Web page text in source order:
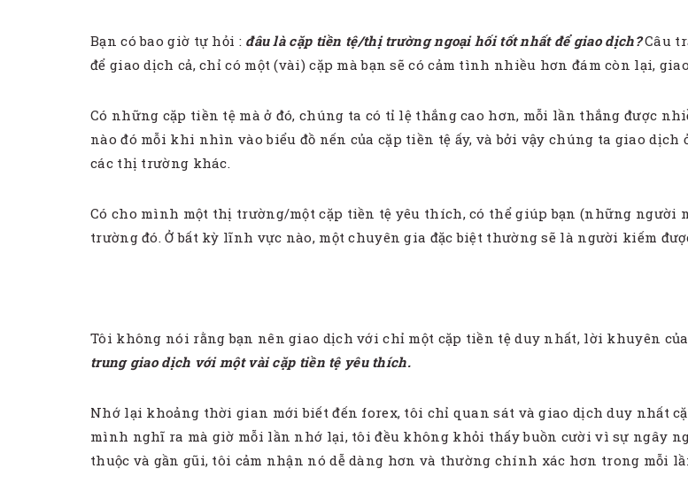
Bạn có bao giờ tự hỏi : đâu là cặp tiền tệ/thị trường ngoại hối tốt nhất để giao dịch?Câu
để giao dịch cả, chỉ có một (vài) cặp mà bạn sẽ có cảm tình nhiều hơn đám còn lại,
Có những cặp tiền tệ mà ở đó, chúng ta có tỉ lệ thắng cao hơn, mỗi lần thắng được
nào đó mỗi khi nhìn vào biểu đồ nến của cặp tiền tệ ấy, và bởi vậy chúng ta giao
các thị trường khác.
Có cho mình một thị trường/một cặp tiền tệ yêu thích, có thể giúp bạn (những người
trường đó. Ở bất kỳ lĩnh vực nào, một chuyên gia đặc biệt thường sẽ là người kiếm
Tôi không nói rằng bạn nên giao dịch với chỉ một cặp tiền tệ duy nhất, lời khuyên
trung giao dịch với một vài cặp tiền tệ yêu thích.
Nhớ lại khoảng thời gian mới biết đến forex, tôi chỉ quan sát và giao dịch duy nhất
mình nghĩ ra mà giờ mỗi lần nhớ lại, tôi đều không khỏi thấy buồn cười vì sự ngây
thuộc và gần gũi, tôi cảm nhận nó dễ dàng hơn và thường chính xác hơn trong mỗi